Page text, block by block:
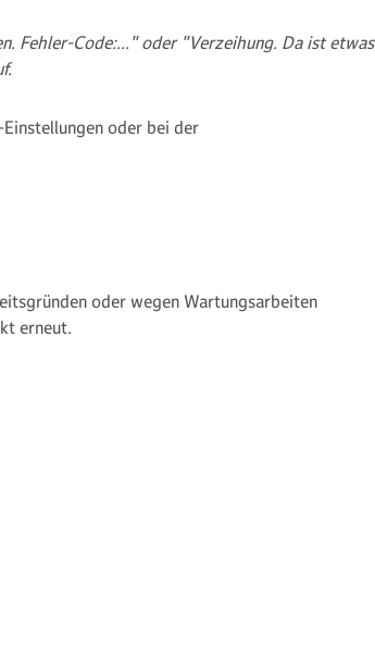
Fehler-Code:…" oder "Verzeihung. Da ist etwas
oder bei der
oder wegen Wartungsarbeiten
erneut.